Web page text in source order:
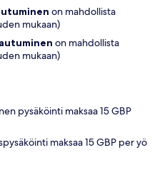
on mahdollista
mukaan)
on mahdollista
mukaan)
pysäköinti maksaa 15 GBP
maksaa 15 GBP per yö